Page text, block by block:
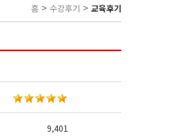
홈 > 수강후기 > 교육후기
9,401